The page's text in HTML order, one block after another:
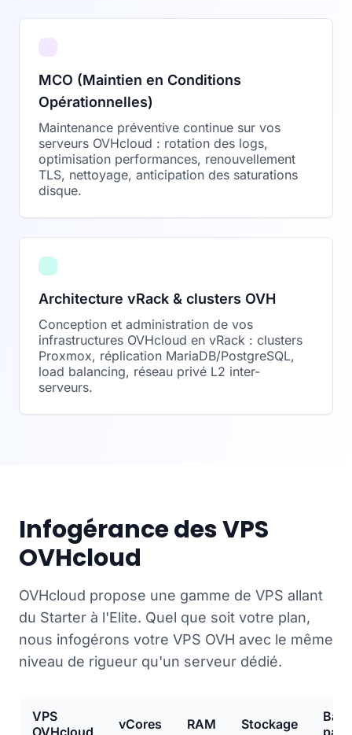
MCO (Maintien en Conditions
Opérationnelles)
Maintenance préventive continue sur vos
serveurs OVHcloud : rotation des logs,
optimisation performances, renouvellement
TLS, nettoyage, anticipation des saturations
disque.
Architecture vRack & clusters OVH
Conception et administration de vos
infrastructures OVHcloud en vRack : clusters
Proxmox, réplication MariaDB/PostgreSQL,
load balancing, réseau privé L2 inter-
serveurs.
Infogérance des VPS
OVHcloud
OVHcloud propose une gamme de VPS allant
du Starter à l'Elite. Quel que soit votre plan,
nous infogérons votre VPS OVH avec le même
niveau de rigueur qu'un serveur dédié.
VPS
OVHcloud
vCores RAM Stockage